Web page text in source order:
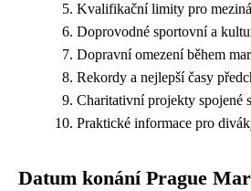
Kvalifikační limity pro
Doprovodné sportovní a
Dopravní omezení během
Rekordy a nejlepší časy
Charitativní projekty spojené
Praktické informace pro
Datum konání Prague